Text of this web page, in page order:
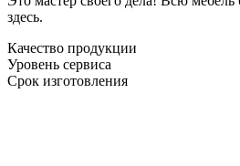
здесь.
Качество продукции
Уровень сервиса
Срок изготовления